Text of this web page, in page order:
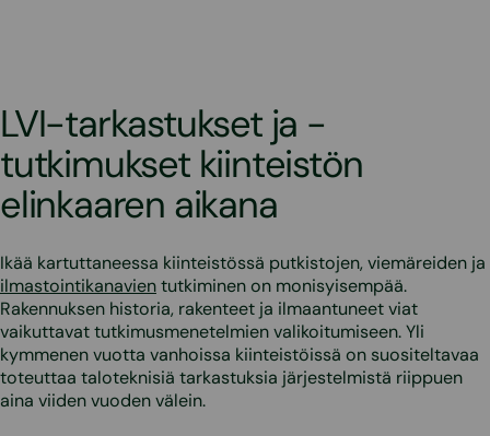
LVI-tarkastukset ja -
tutkimukset kiinteistön
elinkaaren aikana
Ikää kartuttaneessa kiinteistössä putkistojen, viemäreiden ja
ilmastointikanavientutkiminen on monisyisempää.
Rakennuksen historia, rakenteet ja ilmaantuneet viat
vaikuttavat tutkimusmenetelmien valikoitumiseen. Yli
kymmenen vuotta vanhoissa kiinteistöissä on suositeltavaa
toteuttaa taloteknisiä tarkastuksia järjestelmistä riippuen
aina viiden vuoden välein.